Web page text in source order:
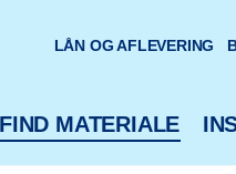
hjemmeside
FIND MATERIALE
LÅN OG AFLEVERING